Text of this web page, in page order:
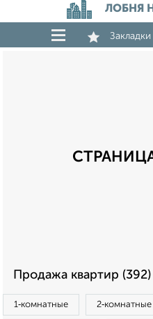
ЛОБНЯ
Закладки
Продажа квартир (392)
1‑комнатные 2‑комнатные